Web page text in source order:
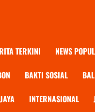
TERKINI NEWS
BAKTI SOSIAL
INTERNASIONAL